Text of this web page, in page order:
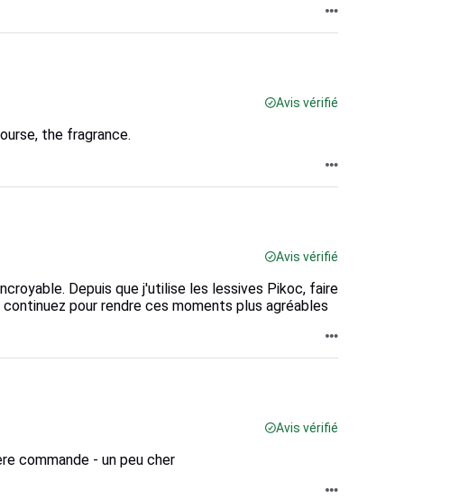
Avis vérifié
the fragrance.
Avis vérifié
Depuis que j'utilise les lessives Pikoc, faire
pour rendre ces moments plus agréables
Avis vérifié
commande - un peu cher